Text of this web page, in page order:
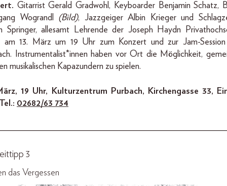
Gitarrist Gerald Gradwohl, Keyboarder Benjamin Schatz,
Wograndl (Bild), Jazzgeiger Albin Krieger und
Springer, allesamt Lehrende der Joseph Haydn
am 13. März um 19 Uhr zum Konzert und zur Jam-Session
Instrumentalist*innen haben vor Ort die Möglichkeit,
musikalischen Kapazundern zu spielen.
19 Uhr, Kulturzentrum Purbach, Kirchengasse 33,
02682/63 734
3
das Vergessen